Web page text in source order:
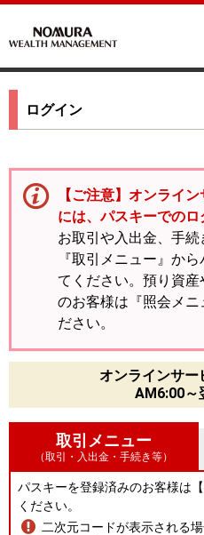
ログイン
【ご注意】オンライ
には、パスキーでの
お取引や入出金、手続
『取引メニュー』か
てください。預り資
のお客様は『照会メニ
ださい。
オンラインサー
AM6:00～
取引メニュー
（取引・入出金・手続き等）
パスキーを登録済みのお客様は
ください。
二次元コードが表示される